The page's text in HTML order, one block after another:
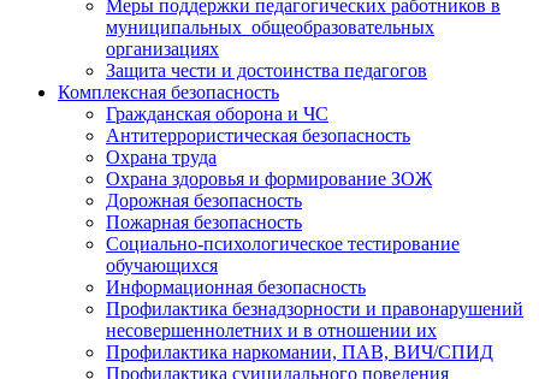
Меры поддержки педагогических работников в
муниципальных общеобразовательных
организациях
Защита чести и достоинства педагогов
Комплексная безопасность
Гражданская оборона и ЧС
Антитеррористическая безопасность
Охрана труда
Охрана здоровья и формирование ЗОЖ
Дорожная безопасность
Пожарная безопасность
Социально-психологическое тестирование
обучающихся
Информационная безопасность
Профилактика безнадзорности и правонарушений
несовершеннолетних и в отношении их
Профилактика наркомании, ПАВ, ВИЧ/СПИД
Профилактика суицидального поведения